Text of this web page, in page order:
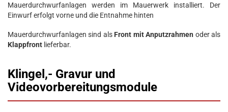
Mauerdurchwurfanlagen werden im Mauerwerk installiert. Der
Einwurf erfolgt vorne und die Entnahme hinten
Mauerdurchwurfanlagen sind als Front mit Anputzrahmen oder als
Klappfront lieferbar.
Klingel,- Gravur und
Videovorbereitungsmodule